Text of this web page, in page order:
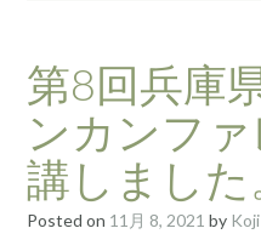
第8回兵庫
ンカンフ
講しました
Posted on 11月 8, 2021 by Koji